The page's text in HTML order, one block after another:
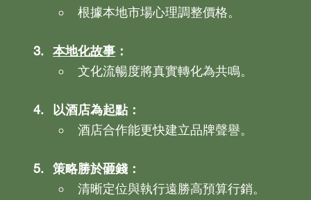
根據本地市場心理調整價格。
本地化故事 ：
文化流暢度將真實轉化為共鳴。
以酒店為起點：
酒店合作能更快建立品牌聲譽。
策略勝於砸錢：
清晰定位與執行遠勝高預算行銷。